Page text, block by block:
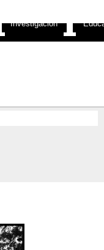
Investigación